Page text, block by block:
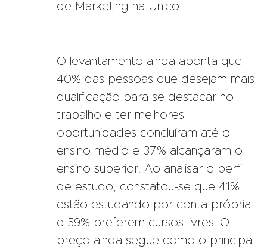
de Marketing na Unico.
O levantamento ainda aponta que
40% das pessoas que desejam mais
qualificação para se destacar no
trabalho e ter melhores
oportunidades concluíram até o
ensino médio e 37% alcançaram o
ensino superior. Ao analisar o perfil
de estudo, constatou-se que 41%
estão estudando por conta própria
e 59% preferem cursos livres. O
preço ainda segue como o principal